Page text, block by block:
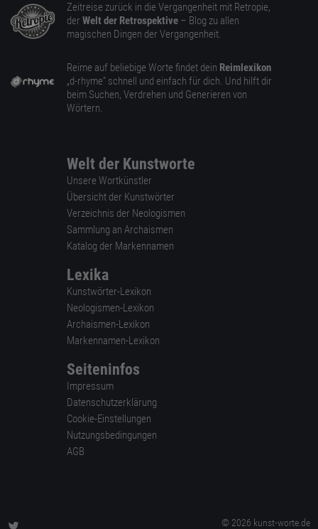
Zeitreise zurück in die Vergangenheit mit Retropie,
der Welt der Retrospektive – Blog zu allen
magischen Dingen der Vergangenheit.
Reime auf beliebige Worte findet dein Reimlexikon
„d-rhyme” schnell und einfach für dich. Und hilft dir
beim Suchen, Verdrehen und Generieren von
Wörtern.
Welt der Kunstworte
Unsere Wortkünstler
Übersicht der Kunstwörter
Verzeichnis der Neologismen
Sammlung an Archaismen
Katalog der Markennamen
Lexika
Kunstwörter-Lexikon
Neologismen-Lexikon
Archaismen-Lexikon
Markennamen-Lexikon
Seiteninfos
Impressum
Datenschutzerklärung
Cookie-Einstellungen
Nutzungsbedingungen
AGB
© 2026 kunst-worte.de